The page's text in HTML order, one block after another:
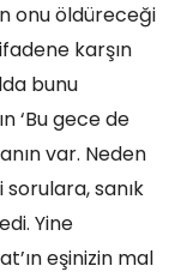
onu öldüreceği
karşın
bunu
‘Bu gece de
var. Neden
sanık
Yine
eşinizin mal